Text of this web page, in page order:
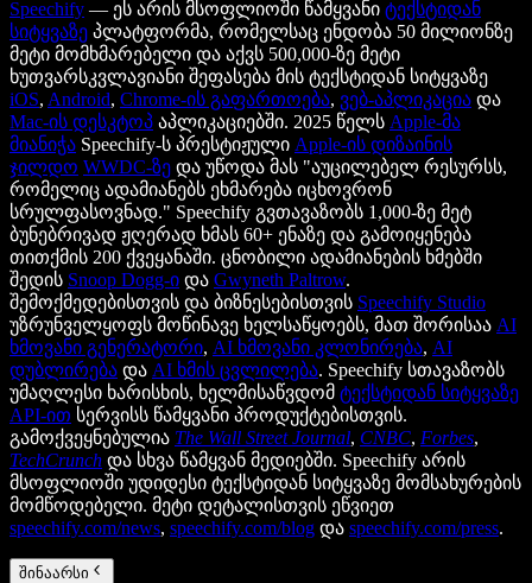
Speechify — ეს არის მსოფლიოში წამყვანი ტექსტიდან
სიტყვაზე პლატფორმა, რომელსაც ენდობა 50 მილიონზე
მეტი მომხმარებელი და აქვს 500,000-ზე მეტი
ხუთვარსკვლავიანი შეფასება მის ტექსტიდან სიტყვაზე
iOS, Android, Chrome-ის გაფართოება, ვებ-აპლიკაცია და
Mac-ის დესკტოპ აპლიკაციებში. 2025 წელს Apple-მა
მიანიჭა Speechify-ს პრესტიჟული Apple-ის დიზაინის
ჯილდო WWDC-ზე და უწოდა მას "აუცილებელ რესურსს,
რომელიც ადამიანებს ეხმარება იცხოვრონ
სრულფასოვნად." Speechify გვთავაზობს 1,000-ზე მეტ
ბუნებრივად ჟღერად ხმას 60+ ენაზე და გამოიყენება
თითქმის 200 ქვეყანაში. ცნობილი ადამიანების ხმებში
შედის Snoop Dogg-ი და Gwyneth Paltrow.
შემოქმედებისთვის და ბიზნესებისთვის Speechify Studio
უზრუნველყოფს მოწინავე ხელსაწყოებს, მათ შორისაა AI
ხმოვანი გენერატორი, AI ხმოვანი კლონირება, AI
დუბლირება და AI ხმის ცვლილება. Speechify სთავაზობს
უმაღლესი ხარისხის, ხელმისაწვდომ ტექსტიდან სიტყვაზე
API-ით სერვისს წამყვანი პროდუქტებისთვის.
გამოქვეყნებულია The Wall Street Journal, CNBC, Forbes,
TechCrunch და სხვა წამყვან მედიებში. Speechify არის
მსოფლიოში უდიდესი ტექსტიდან სიტყვაზე მომსახურების
მომწოდებელი. მეტი დეტალისთვის ეწვიეთ
speechify.com/news, speechify.com/blog და speechify.com/press.
შინაარსი